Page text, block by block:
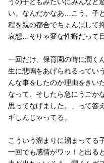
い。なんだかなあ…こう、子
程を親の都合でちょんぱして
哀想…そりゃ変な性癖だって
一回だけ、保育園の時に潤く
生に悲鳴をあげられるってい
んな事をしたのか理由をきい
なって、そしたら急にうごか
思ってなげました。」って答
ギしんじゃってる。
こういう溜まりに溜まってる
一回でも感情がワッ！と出る